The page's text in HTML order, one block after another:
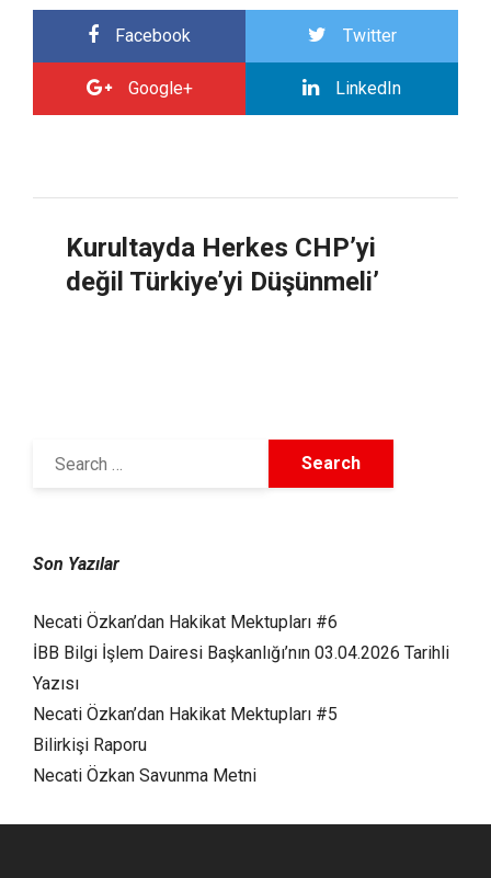
Facebook Twitter
Google+ LinkedIn
Kurultayda Herkes CHP’yi
değil Türkiye’yi Düşünmeli’
Son Yazılar
Necati Özkan’dan Hakikat Mektupları #6
İBB Bilgi İşlem Dairesi Başkanlığı’nın 03.04.2026 Tarihli
Yazısı
Necati Özkan’dan Hakikat Mektupları #5
Bilirkişi Raporu
Necati Özkan Savunma Metni